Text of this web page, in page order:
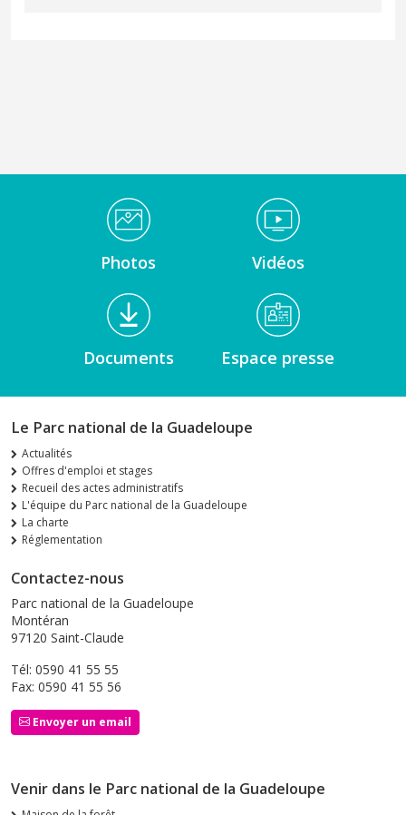
Médiathèque Footer
Photos Vidéos
Documents Espace presse
Le Parc national de la Guadeloupe
Actualités
Offres d'emploi et stages
Recueil des actes administratifs
L'équipe du Parc national de la Guadeloupe
La charte
Réglementation
Contactez-nous
Parc national de la Guadeloupe
Montéran
97120 Saint-Claude
Tél: 0590 41 55 55
Fax: 0590 41 55 56
Envoyer un email
Venir dans le Parc national de la Guadeloupe